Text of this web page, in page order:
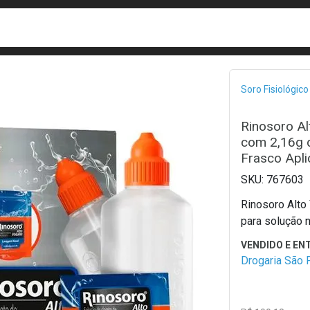
Soro Fisiológico
Rinosoro
com 2,16g
Frasco
767603
Rinosoro
para solução
Drogaria São